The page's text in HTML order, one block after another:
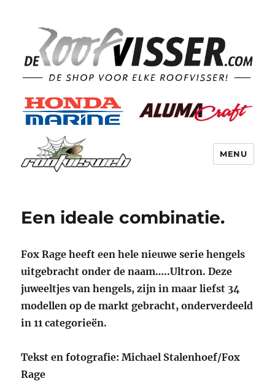
MENU
Een ideale combinatie.
Fox Rage heeft een hele nieuwe serie hengels
uitgebracht onder de naam…..Ultron. Deze
juweeltjes van hengels, zijn in maar liefst 34
modellen op de markt gebracht, onderverdeeld
in 11 categorieën.
Tekst en fotografie: Michael Stalenhoef/Fox
Rage